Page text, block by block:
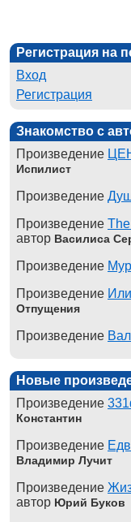
Регистрация на
Вход
Регистрация
Знакомство с
Произведение
Испилист
Произведение
Произведение
автор Василиса
Произведение
Произведение
Отпущения
Произведение
Новые
Произведение
Константин
Произведение
Владимир Лучит
Произведение
автор Юрий Буков